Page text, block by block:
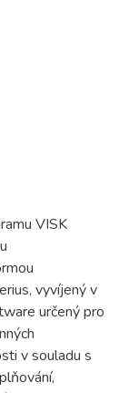
VISK
vyvíjený v
určený pro
v souladu s